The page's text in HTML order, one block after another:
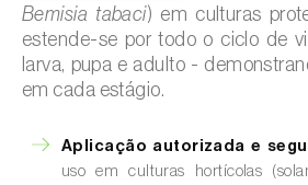
Bemisia tabaci) em culturas
estende-se por todo o ciclo de
larva, pupa e adulto -
em cada estágio.
Aplicação autorizada e
uso em culturas hortícolas